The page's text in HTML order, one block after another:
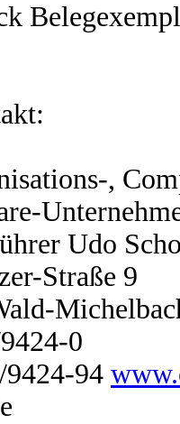
,
Udo
Straße 9
0
9424-94